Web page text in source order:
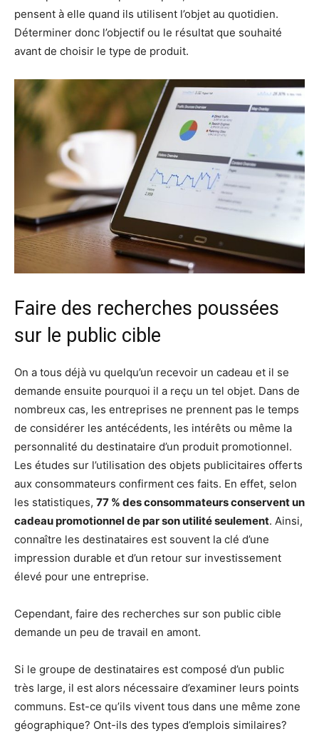
pensent à elle quand ils utilisent l’objet au quotidien.
Déterminer donc l’objectif ou le résultat que souhaité
avant de choisir le type de produit.
Faire des recherches poussées
sur le public cible
On a tous déjà vu quelqu’un recevoir un cadeau et il se
demande ensuite pourquoi il a reçu un tel objet. Dans de
nombreux cas, les entreprises ne prennent pas le temps
de considérer les antécédents, les intérêts ou même la
personnalité du destinataire d’un produit promotionnel.
Les études sur l’utilisation des objets publicitaires offerts
aux consommateurs confirment ces faits. En effet, selon
les statistiques, 77 % des consommateurs conservent un
cadeau promotionnel de par son utilité seulement. Ainsi,
connaître les destinataires est souvent la clé d’une
impression durable et d’un retour sur investissement
élevé pour une entreprise.
Cependant, faire des recherches sur son public cible
demande un peu de travail en amont.
Si le groupe de destinataires est composé d’un public
très large, il est alors nécessaire d’examiner leurs points
communs. Est-ce qu’ils vivent tous dans une même zone
géographique? Ont-ils des types d’emplois similaires?